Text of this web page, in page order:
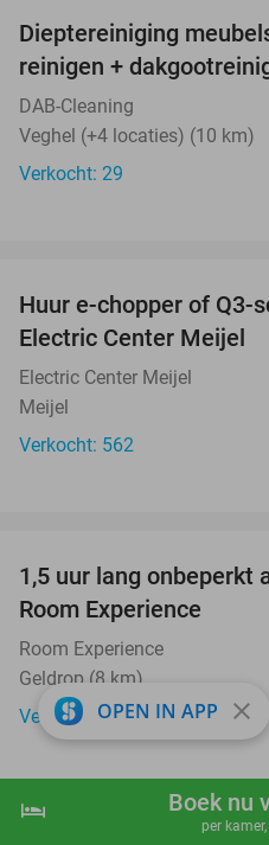
shopping_cart
hotel Boek nu
per
Dieptereiniging
reinigen +
DAB-Cleaning
Veghel (+4 locaties) (10 km)
Verkocht: 29
Huur e-chopper of Q3-
Electric Center Meijel
Electric Center Meijel
Meijel
Verkocht: 562
1,5 uur lang onbeperkt
Room Experience
Room Experience
Geldrop (8 km)
Verkocht: 113OPEN IN APP close